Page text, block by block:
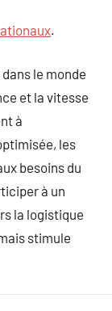
.
le monde
et la vitesse
à
les
besoins du
à un
la logistique
stimule